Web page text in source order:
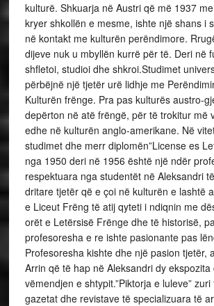
kulturë. Shkuarja në Austri që më 1937
kryer shkollën e mesme, ishte një shans i
në kontakt me kulturën perëndimore.
dijeve nuk u mbyllën kurrë për të. Deri në
shfletoi, studioi dhe shkroi.Studimet
përbëjnë një tjetër urë lidhje me
Kulturën frënge. Pra pas kulturës austro-
depërton në atë frëngë, për të trokitur më
edhe në kulturën anglo-amerikane. Në
studimet dhe merr diplomën”License es
nga 1950 deri në 1956 është një ndër
respektuara nga studentët në Aleksandri
dritare tjetër që e çoi në kulturën e lashtë
e Liceut Frëng të atij qyteti i ndiqnin me
orët e Letërsisë Frënge dhe të historisë,
profesoresha e re ishte pasionante pas
Profesoresha kishte dhe një pasion tjetër,
Arrin që të hap në Aleksandri dy
vëmendjen e shtypit.”Piktorja e luleve”
gazetat dhe revistave të specializuara të